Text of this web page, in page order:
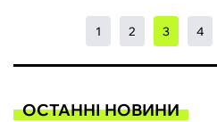
1 2 3 4
ОСТАННІ НОВИНИ